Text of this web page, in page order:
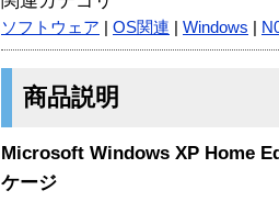
ソフトウェア OS関連 Windows
商品説明
Microsoft Windows XP Home
ケージ